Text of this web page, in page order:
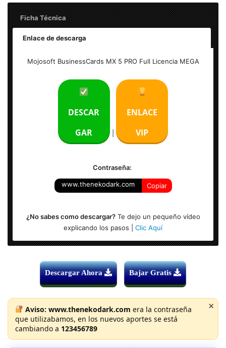
Ficha Técnica
Enlace de descarga
MEGA
Idioma: Español (Multilenguaje)
Mojosoft BusinessCards MX 5 PRO Full Licencia MEGA
DESCAR
GAR
ENLACE
VIP
Contraseña:
www.thenekodark.com Copiar
¿No sabes como descargar?Te dejo un pequeño vídeo
explicando los pasos | Clic Aquí
Descargar Ahora Bajar Gratis
Aviso: www.thenekodark.com era la contraseña
que utilizabamos, en los nuevos aportes se está
cambiando a 123456789
×